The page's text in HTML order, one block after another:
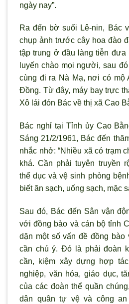
ngày nay”.
Ra đến bờ suối Lê-nin, Bác
chụp ảnh trước cây hoa đào
tập trung ở đầu làng tiễn đưa
luyến chào mọi người, sau
cùng đi ra Nà Mạ, nơi có mộ
Đồng. Từ đây, máy bay trực
Xô lái đón Bác về thị xã Cao
Bác nghỉ tại Tỉnh ủy Cao
Sáng 21/2/1961, Bác đến
nhắc nhở: “Nhiều xã có trạm
khá. Cần phải tuyên truyền
thể dục và vệ sinh phòng
biết ăn sạch, uống sạch, mặc
Sau đó, Bác đến Sân vận
với đồng bào và cán bộ tỉnh
dặn một số vấn đề đồng bào
cần chúý. Đó là phải đoàn
cần, kiệm xây dựng hợp
nghiệp, văn hóa, giáo dục,
của các đoàn thể quần
dân quân tự vệ và công an